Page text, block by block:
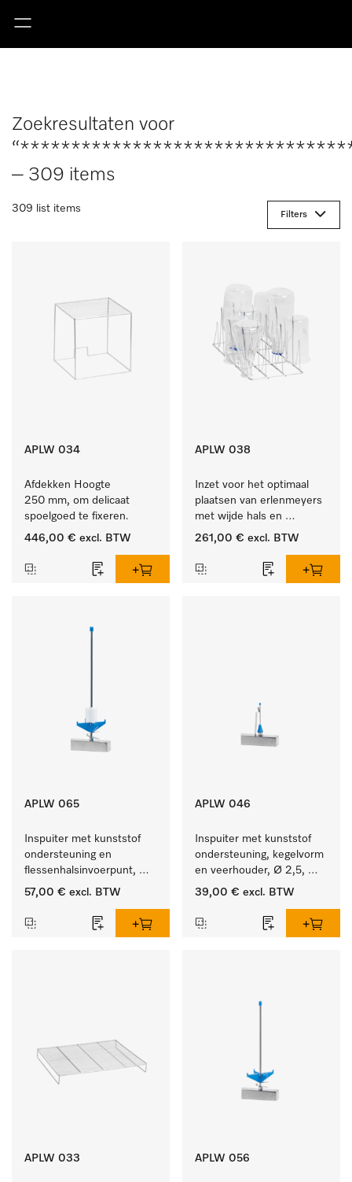
Zoekresultaten voor
– 309 items
309 list items
Filters
APLW 034
Afdekken Hoogte
250 mm, om delicaat
spoelgoed te fixeren.
446,00 € excl. BTW
APLW 038
Inzet voor het optimaal
plaatsen van erlenmeyers
met wijde hals en
maatcylinders.
261,00 € excl. BTW
APLW 065
Inspuiter met kunststof
ondersteuning en
flessenhalsinvoerpunt,
ster, Ø 6, lengte 275 mm.
57,00 € excl. BTW
APLW 046
Inspuiter met kunststof
ondersteuning, kegelvorm
en veerhouder, Ø 2,5,
lengte 80 mm.
39,00 € excl. BTW
APLW 033 APLW 056